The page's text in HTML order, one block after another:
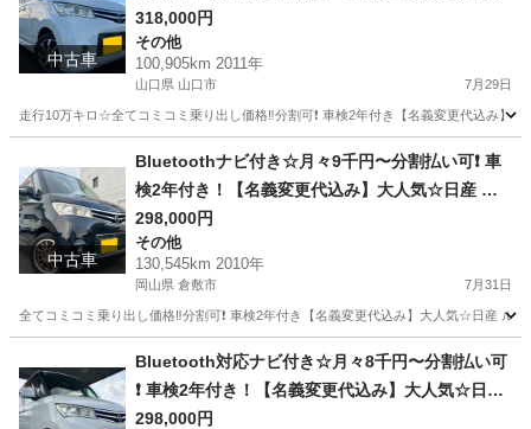
中古車
人気☆日産 ルークスハイウェイスター☆Bluetoot
hナビ付き☆走行中DVD見れます☆電動スライドド
ア☆ドラレコ付き☆スマートキー☆フルオートエ
318,000円
その他
100,905km 2011年
山口県 山口市 7月29日
走行10万キロ☆全てコミコミ乗り出し価格‼️分割可❗️ 車検2年付き【名義変更代込み
走行距離
中古車
Bluetoothナビ付き☆月々9千円〜分割払い可❗️ 車
検2年付き！【名義変更代込み】大人気☆日産 ル
ークスハイウェイスター☆Bluetoothナビ付き☆
走行中DVD見れます☆ETC付き☆電動スライドド
ア☆ドラレコ付き☆スマートキー☆フルオートエ
298,000円
その他
130,545km 2010年
岡山県 倉敷市 7月31日
全てコミコミ乗り出し価格‼️分割可❗️ 車検2年付き【名義変更代込み】大人気☆日産
走行距離
Bluetooth対応ナビ付き☆月々8千円〜分割払い可
❗️ 車検2年付き！【名義変更代込み】大人気☆日産
ルークスハイウェイスター☆Bluetooth対応ナビ
298,000円